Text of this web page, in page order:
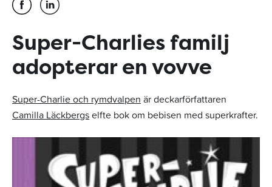
Super-Charlies familj
adopterar en vovve
Super-Charlie och rymdvalpen är deckarförfattaren
Camilla Läckbergselfte bok om bebisen med superkrafter.